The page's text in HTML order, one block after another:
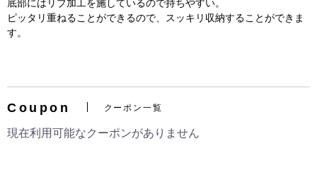
底部にはリブ加工を施しているので持ちやすい。
ピッタリ重ねることができるので、スッキリ収納することができま
す。
Coupon クーポン一覧
現在利用可能なクーポンがありません